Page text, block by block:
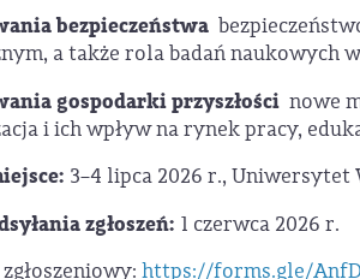
bezpieczeństwa
a także rola badań naukowych
gospodarki przyszłości nowe
i ich wpływ na rynek pracy,
3–4 lipca 2026 r., Uniwersytet
zgłoszeń: 1 czerwca 2026 r.
https://forms.gle/